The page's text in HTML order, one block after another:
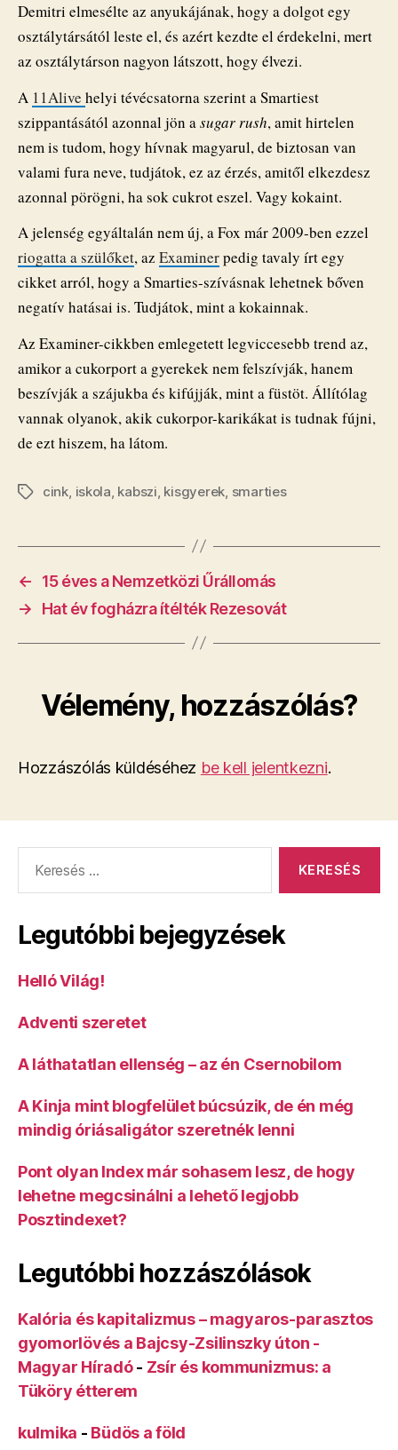
Demitri elmesélte az anyukájának, hogy a dolgot egy
osztálytársától leste el, és azért kezdte el érdekelni, mert
az osztálytárson nagyon látszott, hogy élvezi.
A 11Alive helyi tévécsatorna szerint a Smartiest
szippantásától azonnal jön asugar rush, amit hirtelen
nem is tudom, hogy hívnak magyarul, de biztosan van
valami fura neve, tudjátok, ez az érzés, amitől elkezdesz
azonnal pörögni, ha sok cukrot eszel. Vagy kokaint.
A jelenség egyáltalán nem új, a Fox már 2009-ben ezzel
riogatta a szülőket, az Examinerpedig tavaly írt egy
cikket arról, hogy a Smarties-szívásnak lehetnek bőven
negatív hatásai is. Tudjátok, mint a kokainnak.
Az Examiner-cikkben emlegetett legviccesebb trend az,
amikor a cukorport a gyerekek nem felszívják, hanem
beszívják a szájukba és kifújják, mint a füstöt. Állítólag
vannak olyanok, akik cukorpor-karikákat is tudnak fújni,
de ezt hiszem, ha látom.
Címkék
cink iskola kabszi kisgyerek smarties
←
15 éves a Nemzetközi Űrállomás
→
Hat év fogházra ítélték Rezesovát
Vélemény, hozzászólás?
Hozzászólás küldéséhez be kell jelentkezni.
Legutóbbi bejegyzések
Helló Világ!
Adventi szeretet
A láthatatlan ellenség – az én Csernobilom
A Kinja mint blogfelület búcsúzik, de én még
mindig óriásaligátor szeretnék lenni
Pont olyan Index már sohasem lesz, de hogy
lehetne megcsinálni a lehető legjobb
Posztindexet?
Legutóbbi hozzászólások
Kalória és kapitalizmus – magyaros-parasztos
gyomorlövés a Bajcsy-Zsilinszky úton -
Magyar Híradó- Zsír és kommunizmus: a
Tüköry étterem
kulmika - Büdös a föld